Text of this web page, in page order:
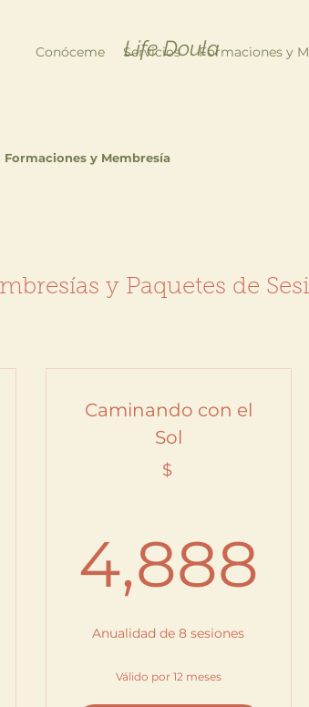
Life Doula
Formaciones y Membresía
y Paquetes de
Caminando con el
Sol
$
4,888
Anualidad de 8 sesiones
Válido por 12 meses
Conóceme Servicios Formaciones y